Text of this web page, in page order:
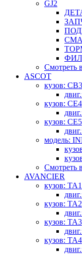
GJ2
Смотреть
ASCOT
кузов: CB3
кузов: CE4
кузов: CE5
модель:
Смотреть
AVANCIER
кузов: TA1
кузов: TA2
кузов: TA3
кузов: TA4